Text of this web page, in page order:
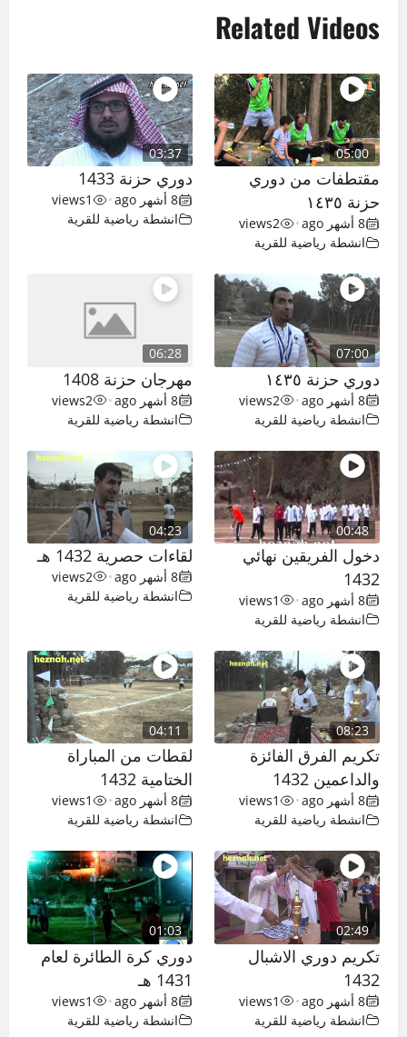
Related Videos
05:00
مقتطفات من دوري
حزنة ١٤٣٥
8 أشهر ago •
2
views
انشطة رياضية للقرية
03:37
دوري حزنة 1433
8 أشهر ago •
1
views
انشطة رياضية للقرية
07:00
دوري حزنة ١٤٣٥
8 أشهر ago •
2
views
انشطة رياضية للقرية
06:28
مهرجان حزنة 1408
8 أشهر ago •
2
views
انشطة رياضية للقرية
00:48
دخول الفريقين نهائي
1432
8 أشهر ago •
1
views
انشطة رياضية للقرية
04:23
لقاءات حصرية 1432 هـ
8 أشهر ago •
2
views
انشطة رياضية للقرية
08:23
تكريم الفرق الفائزة
والداعمين 1432
8 أشهر ago •
1
views
انشطة رياضية للقرية
04:11
لقطات من المباراة
الختامية 1432
8 أشهر ago •
1
views
انشطة رياضية للقرية
02:49
تكريم دوري الاشبال
1432
8 أشهر ago •
1
views
انشطة رياضية للقرية
01:03
دوري كرة الطائرة لعام
1431 هـ
8 أشهر ago •
1
views
انشطة رياضية للقرية